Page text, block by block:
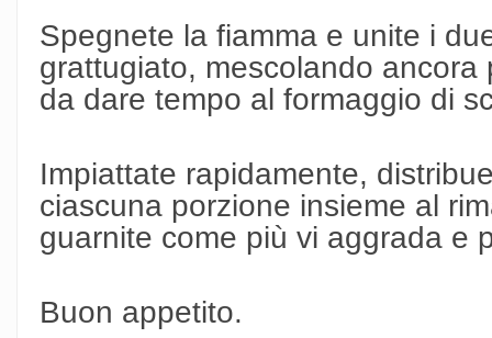
Spegnete la fiamma e unite i
grattugiato, mescolando
da dare tempo al formaggio di
Impiattate rapidamente,
ciascuna porzione insieme al
guarnite come più vi aggrada e
Buon appetito.